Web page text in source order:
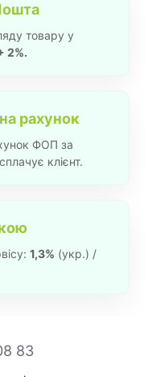
товару у
2%.
рахунок
ФОП за
клієнт.
1,3% (укр.) /
83